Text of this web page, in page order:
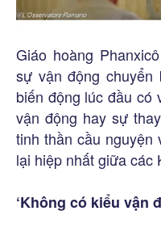
Giáo hoàng
sự vận động
biến động lúc đầu có
vận động hay sự
tinh thần cầu
lại hiệp nhất giữa các
‘Không có kiểu vận